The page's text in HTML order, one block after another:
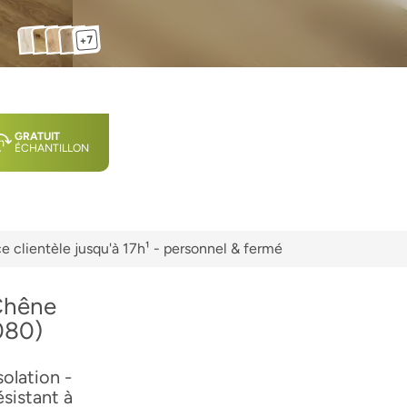
+7
GRATUIT
ÉCHANTILLON
clientèle jusqu'à 17h¹ - personnel & fermé
-
à